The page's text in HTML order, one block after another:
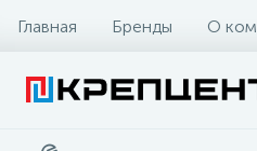
Главная Бренды О